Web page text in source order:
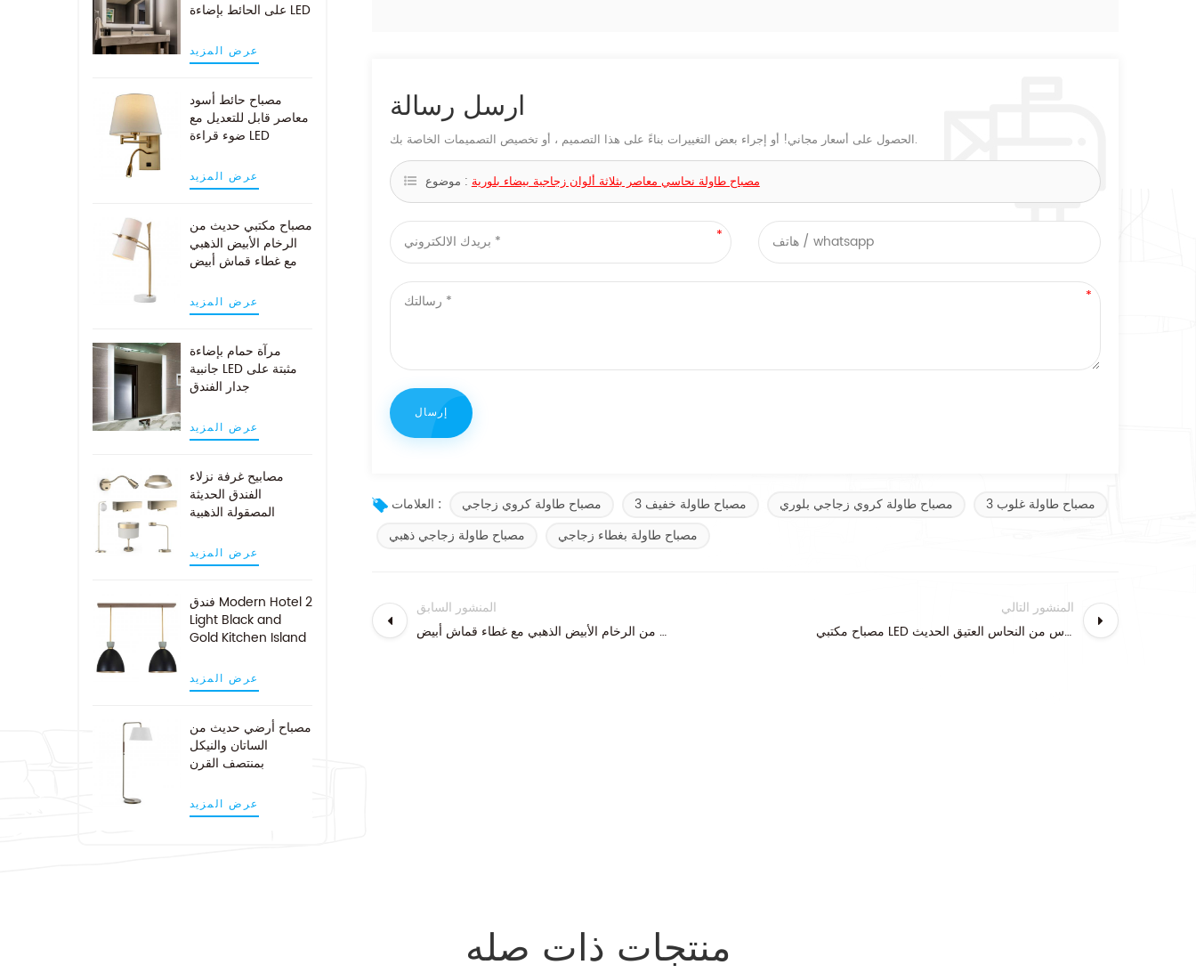
على الحائط بإضاءة LED
عرض المزيد
مصباح حائط أسود
معاصر قابل للتعديل مع
ضوء قراءة LED
عرض المزيد
مصباح مكتبي حديث من
الرخام الأبيض الذهبي
مع غطاء قماش أبيض
عرض المزيد
مرآة حمام بإضاءة
جانبية LED مثبتة على
جدار الفندق
عرض المزيد
مصابيح غرفة نزلاء
الفندق الحديثة
المصقولة الذهبية
عرض المزيد
فندق Modern Hotel 2
Light Black and
Gold Kitchen Island
عرض المزيد
مصباح أرضي حديث من
الساتان والنيكل
بمنتصف القرن
عرض المزيد
ارسل رسالة
الحصول على أسعار مجاني! أو إجراء بعض التغييرات بناءً على هذا التصميم ، أو تخصيص التصميمات الخاصة بك.
موضوع :مصباح طاولة نحاسي معاصر بثلاثة ألوان زجاجية بيضاء بلورية
العلامات : مصباح طاولة كروي زجاجي 3 مصباح طاولة خفيف مصباح طاولة كروي زجاجي بلوري
3 مصباح طاولة غلوب
مصباح طاولة زجاجي ذهبي
مصباح طاولة بغطاء زجاجي
المنشور السابق
مصباح مكتبي حديث من الرخام الأبيض الذهبي مع غطاء قماش أبيض
المنشور التالي
مصباح مكتبي LED مقوس من النحاس العتيق الحديث
منتجات ذات صله